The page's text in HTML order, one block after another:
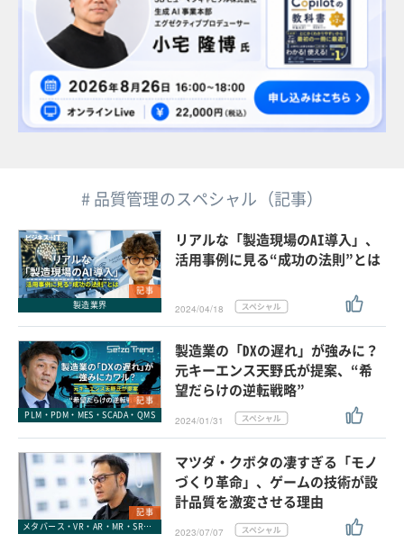
# 品質管理のスペシャル（記事）
記事
製造業界
リアルな「製造現場のAI導入」、
活用事例に見る“成功の法則”とは
2024/04/18
記事
PLM・PDM・MES・SCADA・QMS
製造業の「DXの遅れ」が強みに？
元キーエンス天野氏が提案、“希
望だらけの逆転戦略”
2024/01/31
記事
メタバース・VR・AR・MR・SR・xR
マツダ・クボタの凄すぎる「モノ
づくり革命」、ゲームの技術が設
計品質を激変させる理由
2023/07/07